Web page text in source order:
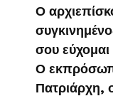
Ο
σου εύχομαι
Ο
Πατριάρχη,